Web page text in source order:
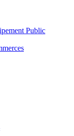
Public